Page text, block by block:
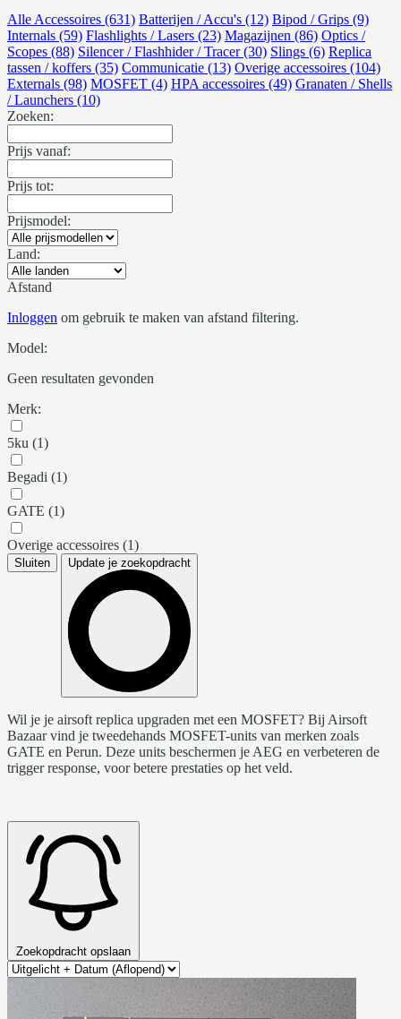
Alle Accessoires (631) Batterijen / Accu's (12) Bipod / Grips (9)
Internals (59) Flashlights / Lasers (23) Magazijnen (86) Optics /
Scopes (88) Silencer / Flashhider / Tracer (30) Slings (6) Replica
tassen / koffers (35) Communicatie (13) Overige accessoires (104)
Externals (98) MOSFET (4) HPA accessoires (49) Granaten / Shells
/ Launchers (10)
Zoeken:
Prijs vanaf:
Prijs tot:
Prijsmodel:
Land:
Afstand
Inloggen om gebruik te maken van afstand filtering.
Model:
Geen resultaten gevonden
Merk:
5ku (1)
Begadi (1)
GATE (1)
Overige accessoires (1)
Sluiten Update je zoekopdracht
Wil je je airsoft replica upgraden met een MOSFET? Bij Airsoft
Bazaar vind je tweedehands MOSFET-units van merken zoals
GATE en Perun. Deze units beschermen je AEG en verbeteren de
trigger response, voor betere prestaties op het veld.
Zoekopdracht opslaan